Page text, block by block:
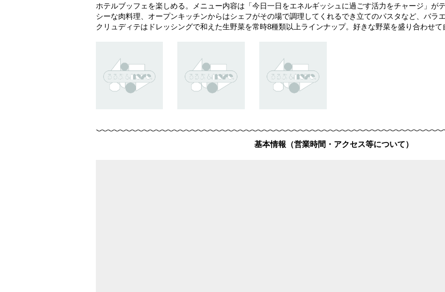
ホテルブッフェを楽しめる。メニュー内容は「今日一日をエネルギッシュに過ごす活力をチャージ」が
シーな肉料理、オープンキッチンからはシェフがその場で調理してくれるでき立てのパスタなど、バラ
クリュディテはドレッシングで和えた生野菜を常時8種類以上ラインナップ。好きな野菜を盛り合わせ
基本情報（営業時間・アクセス等について）